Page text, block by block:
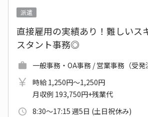
派遣
直接雇用の実績あり！難しい
スタント事務◎
一般事務・OA事務 / 営業事務（受発
時給 1,250円～1,250円
月収例 193,750円+残業代
8:30～17:15 週5日 (土日祝休み)